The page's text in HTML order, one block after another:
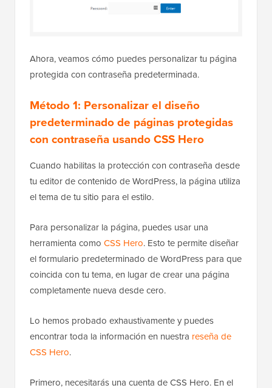
Ahora, veamos cómo puedes personalizar tu página
protegida con contraseña predeterminada.
Método 1: Personalizar el diseño
predeterminado de páginas protegidas
con contraseña usando CSS Hero
Cuando habilitas la protección con contraseña desde
tu editor de contenido de WordPress, la página utiliza
el tema de tu sitio para el estilo.
Para personalizar la página, puedes usar una
herramienta como CSS Hero. Esto te permite diseñar
el formulario predeterminado de WordPress para que
coincida con tu tema, en lugar de crear una página
completamente nueva desde cero.
Lo hemos probado exhaustivamente y puedes
encontrar toda la información en nuestra reseña de
CSS Hero.
Primero, necesitarás una cuenta de CSS Hero. En el